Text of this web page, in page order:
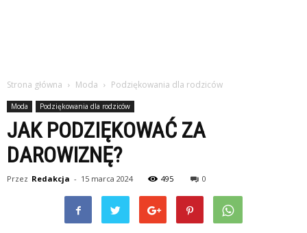
Strona główna Moda Podziękowania dla rodziców
Moda Podziękowania dla rodziców
JAK PODZIĘKOWAĆ ZA
DAROWIZNĘ?
Przez Redakcja - 15 marca 2024 495 0